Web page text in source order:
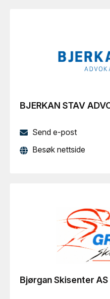
BJERKAN STAV
Send e-post
Besøk nettside
Bjørgan Skisenter AS